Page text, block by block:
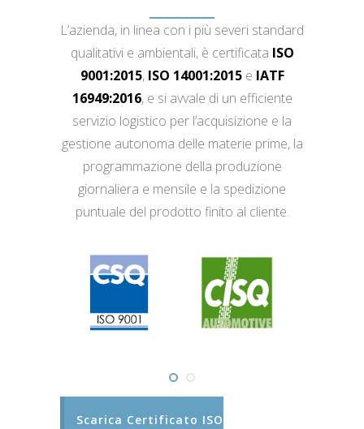
L’azienda, in linea con i più severi standard
qualitativi e ambientali, è certificata ISO
9001:2015, ISO 14001:2015e IATF
16949:2016, e si avvale di un efficiente
servizio logistico per l’acquisizione e la
gestione autonoma delle materie prime, la
programmazione della produzione
giornaliera e mensile e la spedizione
puntuale del prodotto finito al cliente.
Scarica Certificato ISO